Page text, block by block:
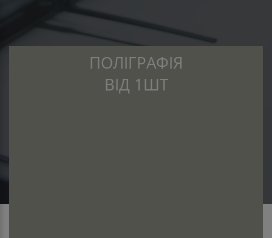
ПОЛІГРАФІЯ
ВІД 1ШТ